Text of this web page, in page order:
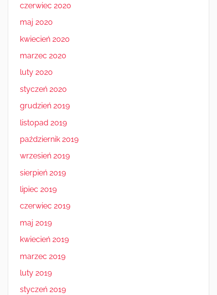
czerwiec 2020
maj 2020
kwiecień 2020
marzec 2020
luty 2020
styczeń 2020
grudzień 2019
listopad 2019
październik 2019
wrzesień 2019
sierpień 2019
lipiec 2019
czerwiec 2019
maj 2019
kwiecień 2019
marzec 2019
luty 2019
styczeń 2019